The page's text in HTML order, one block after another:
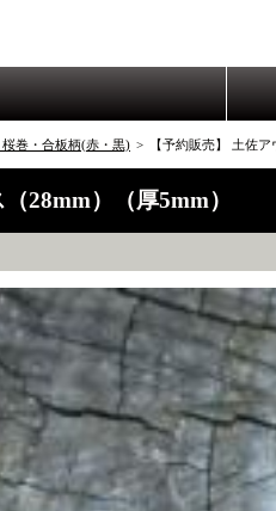
巻・合板柄(赤・黒) > 【予約販売】 土佐
28mm）（厚5mm）